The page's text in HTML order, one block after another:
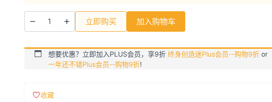
立即购买 加入购物车
想要优惠？立即加入PLUS会员，享9折 终身创造迷Plus会员--购物9折 or
一年还不错Plus会员--购物9折!
收藏